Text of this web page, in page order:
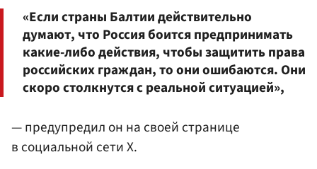
«Если страны Балтии действительно
думают, что Россия боится предпринимать
какие-либо действия, чтобы защитить права
российских граждан, то они ошибаются. Они
скоро столкнутся с реальной ситуацией»,
— предупредил он на своей странице
в социальной сети Х.